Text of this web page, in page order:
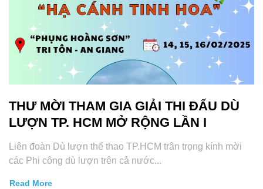
THƯ MỜI THAM GIA GIẢI THI ĐẤU DÙ
LƯỢN TP. HCM MỞ RỘNG LẦN I
Liên đoàn Dù lượn thể thao TP.HCM trân trọng kính mời
các Phi công dù lượn trên cả nước...
Read More